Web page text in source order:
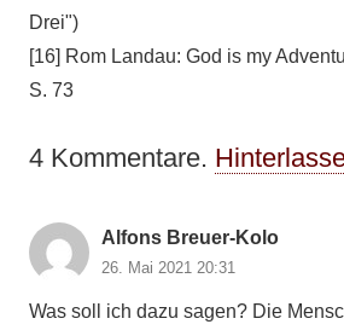
Drei")
[16] Rom Landau: God is my
S. 73
4 Kommentare.
Alfons Breuer-Kolo
26. Mai 2021 20:31
Was soll ich dazu sagen? Die